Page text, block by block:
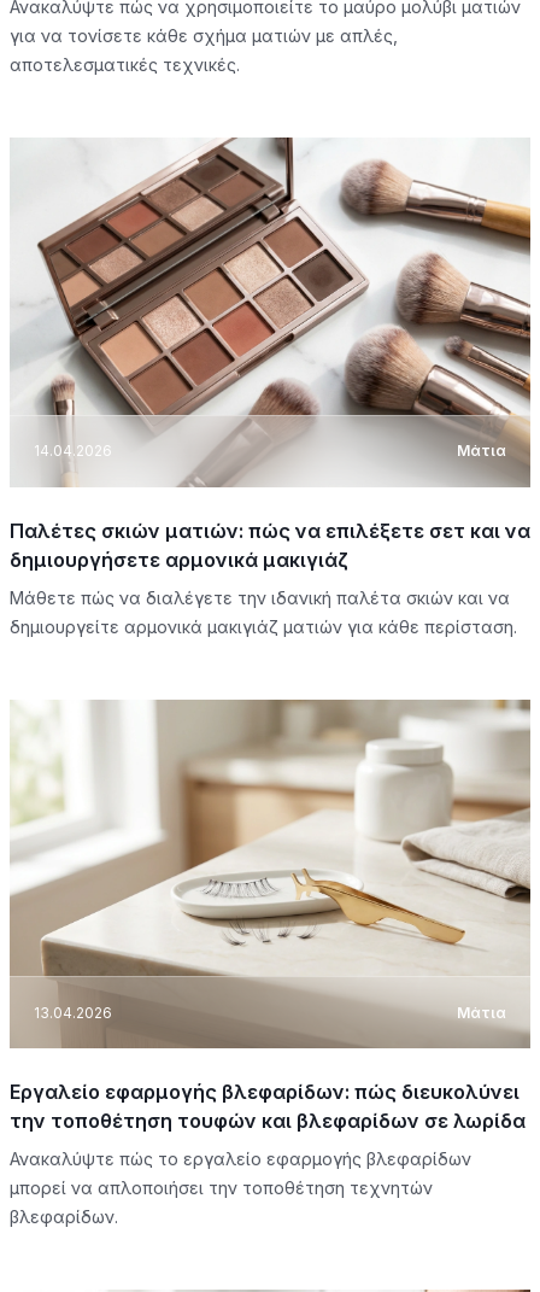
Ανακαλύψτε πώς να χρησιμοποιείτε το μαύρο μολύβι ματιών
για να τονίσετε κάθε σχήμα ματιών με απλές,
αποτελεσματικές τεχνικές.
14.04.2026 Μάτια
Παλέτες σκιών ματιών: πώς να επιλέξετε σετ και να
δημιουργήσετε αρμονικά μακιγιάζ
Μάθετε πώς να διαλέγετε την ιδανική παλέτα σκιών και να
δημιουργείτε αρμονικά μακιγιάζ ματιών για κάθε περίσταση.
13.04.2026 Μάτια
Εργαλείο εφαρμογής βλεφαρίδων: πώς διευκολύνει
την τοποθέτηση τουφών και βλεφαρίδων σε λωρίδα
Ανακαλύψτε πώς το εργαλείο εφαρμογής βλεφαρίδων
μπορεί να απλοποιήσει την τοποθέτηση τεχνητών
βλεφαρίδων.